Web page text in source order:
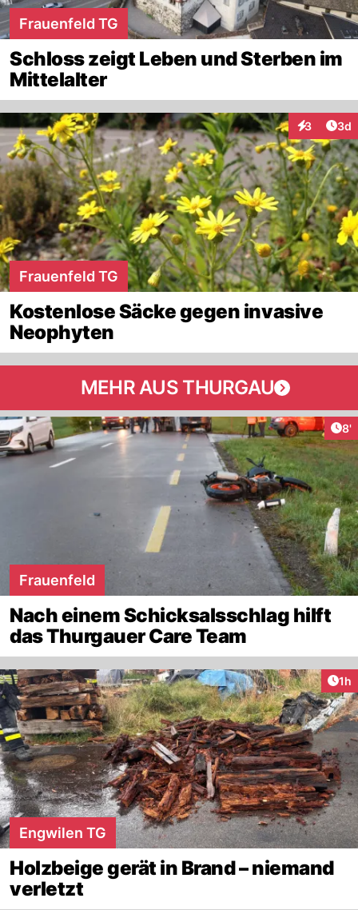
Frauenfeld TG
Schloss zeigt Leben und Sterben im
Mittelalter
3 3d
Frauenfeld TG
Kostenlose Säcke gegen invasive
Neophyten
MEHR AUS THURGAU
8'
Frauenfeld
Nach einem Schicksalsschlag hilft
das Thurgauer Care Team
1h
Engwilen TG
Holzbeige gerät in Brand – niemand
verletzt